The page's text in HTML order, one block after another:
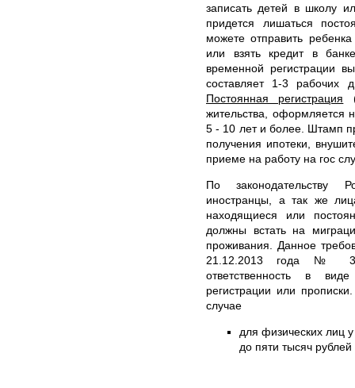
записать детей в школу
придется лишаться
можете отправить
или взять кредит в
временной регистрации
составляет 1-3
Постоянная регистрация
жительства, оформляется
5 - 10 лет и более. Штамп
получения ипотеки,
приеме на работу на гос
По законодательству
иностранцы, а так же
находящиеся или
должны встать на
проживания. Данное
21.12.2013 года №
ответственность в
регистрации или
случае
для физических лиц у
до пяти тысяч рублей